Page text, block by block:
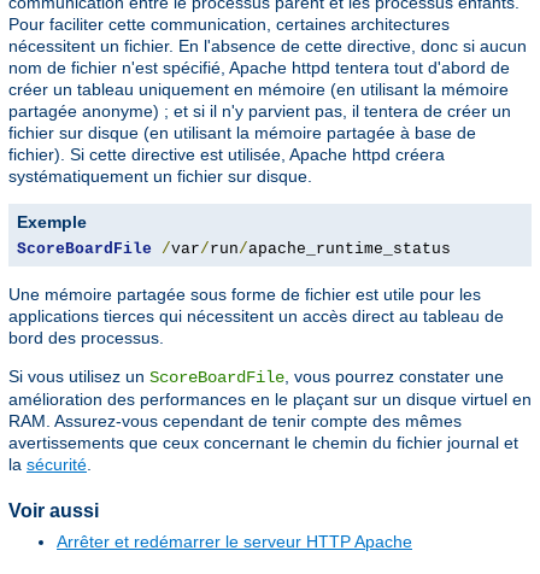
Pour faciliter cette communication, certaines architectures
nécessitent un fichier. En l'absence de cette directive, donc si aucun
nom de fichier n'est spécifié, Apache httpd tentera tout d'abord de
créer un tableau uniquement en mémoire (en utilisant la mémoire
partagée anonyme) ; et si il n'y parvient pas, il tentera de créer un
fichier sur disque (en utilisant la mémoire partagée à base de
fichier). Si cette directive est utilisée, Apache httpd créera
systématiquement un fichier sur disque.
Exemple
ScoreBoardFile /var/run/apache_runtime_status
Une mémoire partagée sous forme de fichier est utile pour les
applications tierces qui nécessitent un accès direct au tableau de
bord des processus.
Si vous utilisez un ScoreBoardFile, vous pourrez constater une
amélioration des performances en le plaçant sur un disque virtuel en
RAM. Assurez-vous cependant de tenir compte des mêmes
avertissements que ceux concernant le chemin du fichier journal et
la sécurité.
Voir aussi
Arrêter et redémarrer le serveur HTTP Apache